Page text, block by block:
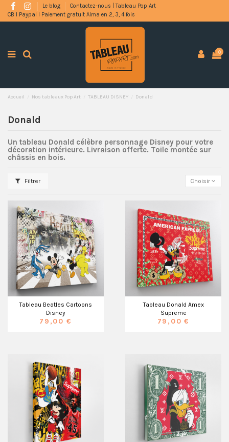
Le blog
Contactez-nous | Tableau Pop Art
CB l Paypal l Paiement gratuit Alma en 2, 3, 4 fois
0
Accueil Nos tableaux Pop Art TABLEAU DISNEY Donald
Donald
Un tableau Donald célèbre personnage Disney pour votre
décoration intérieure. Livraison offerte. Toile montée sur
châssis en bois.
Filtrer Choisir
Tableau Beatles Cartoons
Disney
79,00 €
Tableau Donald Amex
Supreme
79,00 €